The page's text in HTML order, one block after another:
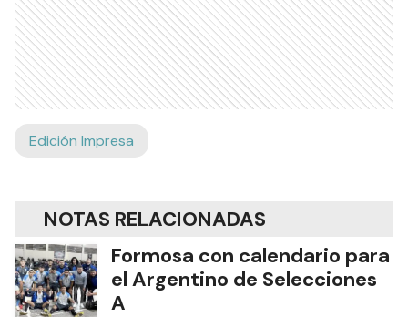
Edición Impresa
NOTAS RELACIONADAS
Formosa con calendario para
el Argentino de Selecciones
A